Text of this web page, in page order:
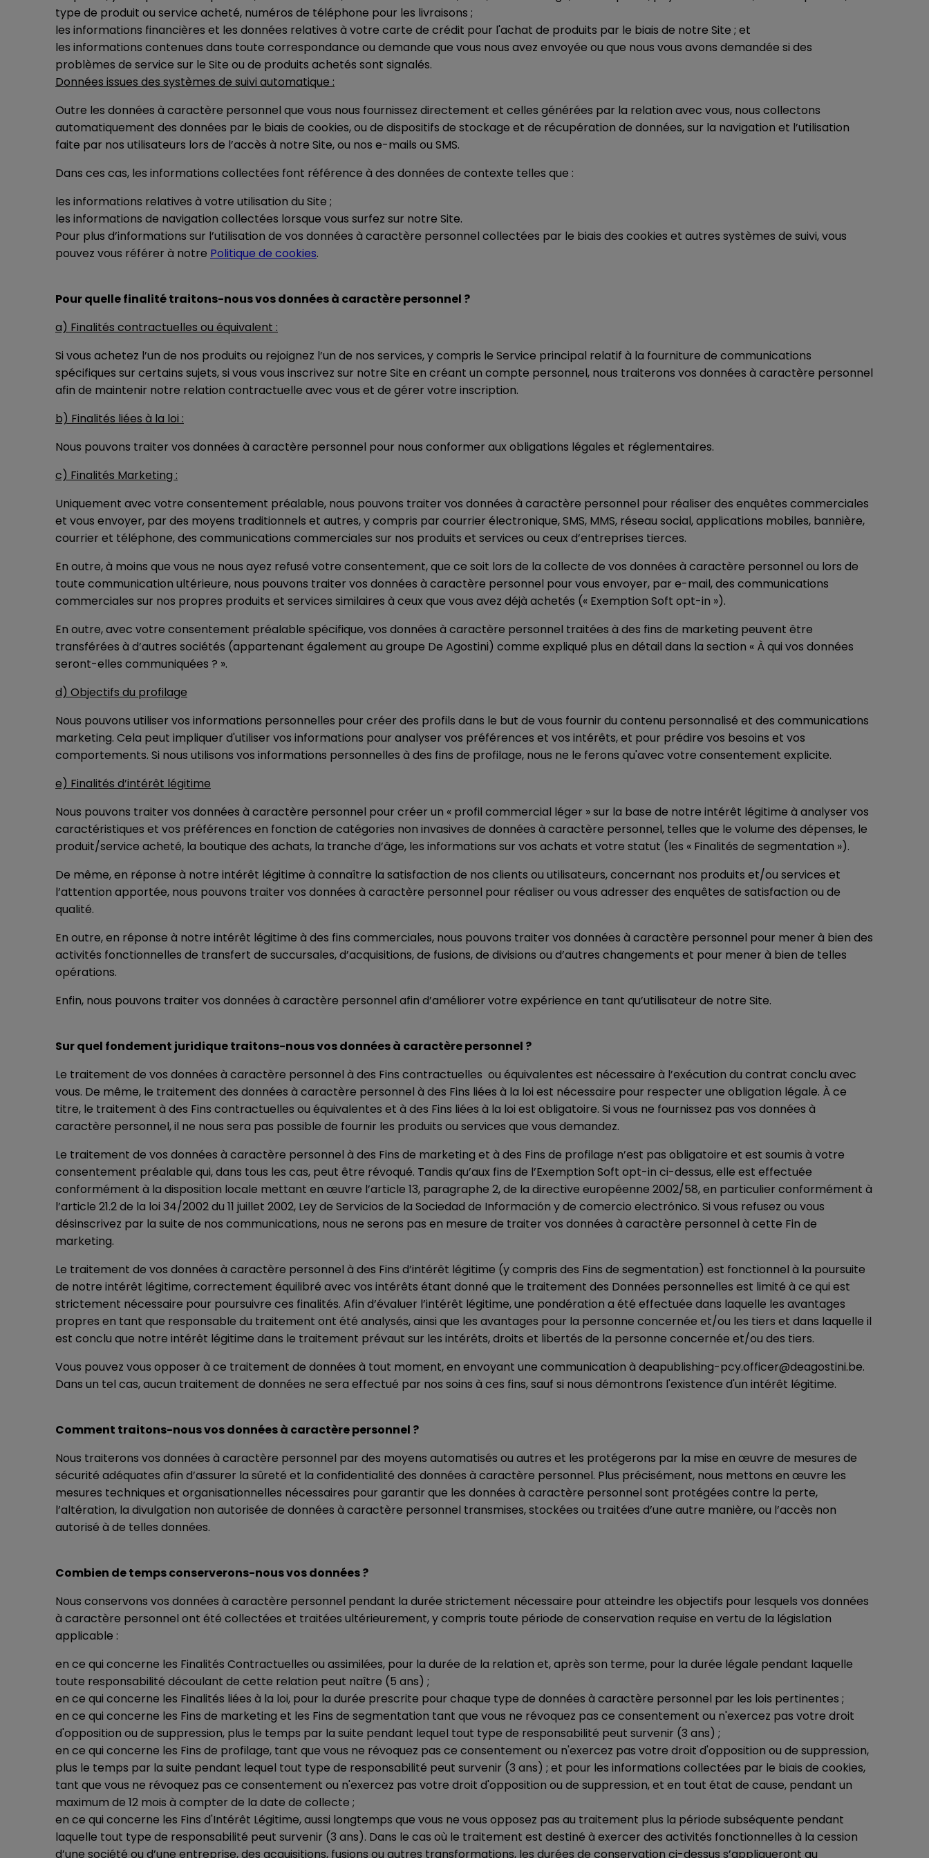
type de produit ou service acheté, numéros de téléphone pour les livraisons ;
les informations financières et les données relatives à votre carte de crédit pour l'achat de produits par le biais de notre Site ; et
les informations contenues dans toute correspondance ou demande que vous nous avez envoyée ou que nous vous avons demandée si des
problèmes de service sur le Site ou de produits achetés sont signalés.
Données issues des systèmes de suivi automatique :
Outre les données à caractère personnel que vous nous fournissez directement et celles générées par la relation avec vous, nous collectons
automatiquement des données par le biais de cookies, ou de dispositifs de stockage et de récupération de données, sur la navigation et l’utilisation
faite par nos utilisateurs lors de l’accès à notre Site, ou nos e-mails ou SMS.
Dans ces cas, les informations collectées font référence à des données de contexte telles que :
les informations relatives à votre utilisation du Site ;
les informations de navigation collectées lorsque vous surfez sur notre Site.
Pour plus d’informations sur l’utilisation de vos données à caractère personnel collectées par le biais des cookies et autres systèmes de suivi, vous
pouvez vous référer à notre Politique de cookies.
Pour quelle finalité traitons-nous vos données à caractère personnel ?
a) Finalités contractuelles ou équivalent :
Si vous achetez l’un de nos produits ou rejoignez l’un de nos services, y compris le Service principal relatif à la fourniture de communications
spécifiques sur certains sujets, si vous vous inscrivez sur notre Site en créant un compte personnel, nous traiterons vos données à caractère personnel
afin de maintenir notre relation contractuelle avec vous et de gérer votre inscription.
b) Finalités liées à la loi :
Nous pouvons traiter vos données à caractère personnel pour nous conformer aux obligations légales et réglementaires.
c) Finalités Marketing :
Uniquement avec votre consentement préalable, nous pouvons traiter vos données à caractère personnel pour réaliser des enquêtes commerciales
et vous envoyer, par des moyens traditionnels et autres, y compris par courrier électronique, SMS, MMS, réseau social, applications mobiles, bannière,
courrier et téléphone, des communications commerciales sur nos produits et services ou ceux d’entreprises tierces.
En outre, à moins que vous ne nous ayez refusé votre consentement, que ce soit lors de la collecte de vos données à caractère personnel ou lors de
toute communication ultérieure, nous pouvons traiter vos données à caractère personnel pour vous envoyer, par e-mail, des communications
commerciales sur nos propres produits et services similaires à ceux que vous avez déjà achetés (« Exemption Soft opt-in »).
En outre, avec votre consentement préalable spécifique, vos données à caractère personnel traitées à des fins de marketing peuvent être
transférées à d’autres sociétés (appartenant également au groupe De Agostini) comme expliqué plus en détail dans la section « À qui vos données
seront-elles communiquées ? ».
d) Objectifs du profilage
Nous pouvons utiliser vos informations personnelles pour créer des profils dans le but de vous fournir du contenu personnalisé et des communications
marketing. Cela peut impliquer d'utiliser vos informations pour analyser vos préférences et vos intérêts, et pour prédire vos besoins et vos
comportements. Si nous utilisons vos informations personnelles à des fins de profilage, nous ne le ferons qu'avec votre consentement explicite.
e) Finalités d’intérêt légitime
Nous pouvons traiter vos données à caractère personnel pour créer un « profil commercial léger » sur la base de notre intérêt légitime à analyser vos
caractéristiques et vos préférences en fonction de catégories non invasives de données à caractère personnel, telles que le volume des dépenses, le
produit/service acheté, la boutique des achats, la tranche d’âge, les informations sur vos achats et votre statut (les « Finalités de segmentation »).
De même, en réponse à notre intérêt légitime à connaître la satisfaction de nos clients ou utilisateurs, concernant nos produits et/ou services et
l’attention apportée, nous pouvons traiter vos données à caractère personnel pour réaliser ou vous adresser des enquêtes de satisfaction ou de
qualité.
En outre, en réponse à notre intérêt légitime à des fins commerciales, nous pouvons traiter vos données à caractère personnel pour mener à bien des
activités fonctionnelles de transfert de succursales, d’acquisitions, de fusions, de divisions ou d’autres changements et pour mener à bien de telles
opérations.
Enfin, nous pouvons traiter vos données à caractère personnel afin d’améliorer votre expérience en tant qu’utilisateur de notre Site.
Sur quel fondement juridique traitons-nous vos données à caractère personnel ?
Le traitement de vos données à caractère personnel à des Fins contractuelles ou équivalentes est nécessaire à l’exécution du contrat conclu avec
vous. De même, le traitement des données à caractère personnel à des Fins liées à la loi est nécessaire pour respecter une obligation légale. À ce
titre, le traitement à des Fins contractuelles ou équivalentes et à des Fins liées à la loi est obligatoire. Si vous ne fournissez pas vos données à
caractère personnel, il ne nous sera pas possible de fournir les produits ou services que vous demandez.
Le traitement de vos données à caractère personnel à des Fins de marketing et à des Fins de profilage n’est pas obligatoire et est soumis à votre
consentement préalable qui, dans tous les cas, peut être révoqué. Tandis qu’aux fins de l’Exemption Soft opt-in ci-dessus, elle est effectuée
conformément à la disposition locale mettant en œuvre l’article 13, paragraphe 2, de la directive européenne 2002/58, en particulier conformément à
l’article 21.2 de la loi 34/2002 du 11 juillet 2002, Ley de Servicios de la Sociedad de Información y de comercio electrónico. Si vous refusez ou vous
désinscrivez par la suite de nos communications, nous ne serons pas en mesure de traiter vos données à caractère personnel à cette Fin de
marketing.
Le traitement de vos données à caractère personnel à des Fins d’intérêt légitime (y compris des Fins de segmentation) est fonctionnel à la poursuite
de notre intérêt légitime, correctement équilibré avec vos intérêts étant donné que le traitement des Données personnelles est limité à ce qui est
strictement nécessaire pour poursuivre ces finalités. Afin d’évaluer l’intérêt légitime, une pondération a été effectuée dans laquelle les avantages
propres en tant que responsable du traitement ont été analysés, ainsi que les avantages pour la personne concernée et/ou les tiers et dans laquelle il
est conclu que notre intérêt légitime dans le traitement prévaut sur les intérêts, droits et libertés de la personne concernée et/ou des tiers.
Vous pouvez vous opposer à ce traitement de données à tout moment, en envoyant une communication à deapublishing-pcy.officer@deagostini.be.
Dans un tel cas, aucun traitement de données ne sera effectué par nos soins à ces fins, sauf si nous démontrons l'existence d'un intérêt légitime.
Comment traitons-nous vos données à caractère personnel ?
Nous traiterons vos données à caractère personnel par des moyens automatisés ou autres et les protégerons par la mise en œuvre de mesures de
sécurité adéquates afin d’assurer la sûreté et la confidentialité des données à caractère personnel. Plus précisément, nous mettons en œuvre les
mesures techniques et organisationnelles nécessaires pour garantir que les données à caractère personnel sont protégées contre la perte,
l’altération, la divulgation non autorisée de données à caractère personnel transmises, stockées ou traitées d’une autre manière, ou l’accès non
autorisé à de telles données.
Combien de temps conserverons-nous vos données ?
Nous conservons vos données à caractère personnel pendant la durée strictement nécessaire pour atteindre les objectifs pour lesquels vos données
à caractère personnel ont été collectées et traitées ultérieurement, y compris toute période de conservation requise en vertu de la législation
applicable :
en ce qui concerne les Finalités Contractuelles ou assimilées, pour la durée de la relation et, après son terme, pour la durée légale pendant laquelle
toute responsabilité découlant de cette relation peut naître (5 ans) ;
en ce qui concerne les Finalités liées à la loi, pour la durée prescrite pour chaque type de données à caractère personnel par les lois pertinentes ;
en ce qui concerne les Fins de marketing et les Fins de segmentation tant que vous ne révoquez pas ce consentement ou n'exercez pas votre droit
d'opposition ou de suppression, plus le temps par la suite pendant lequel tout type de responsabilité peut survenir (3 ans) ;
en ce qui concerne les Fins de profilage, tant que vous ne révoquez pas ce consentement ou n'exercez pas votre droit d'opposition ou de suppression,
plus le temps par la suite pendant lequel tout type de responsabilité peut survenir (3 ans) ; et pour les informations collectées par le biais de cookies,
tant que vous ne révoquez pas ce consentement ou n'exercez pas votre droit d'opposition ou de suppression, et en tout état de cause, pendant un
maximum de 12 mois à compter de la date de collecte ;
en ce qui concerne les Fins d'Intérêt Légitime, aussi longtemps que vous ne vous opposez pas au traitement plus la période subséquente pendant
laquelle tout type de responsabilité peut survenir (3 ans). Dans le cas où le traitement est destiné à exercer des activités fonctionnelles à la cession
d’une société ou d’une entreprise, des acquisitions, fusions ou autres transformations, les durées de conservation ci-dessus s’appliqueront au